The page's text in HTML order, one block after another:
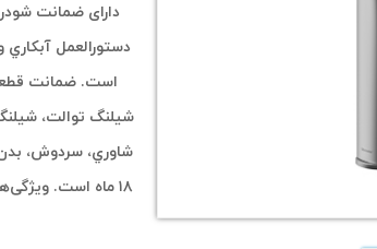
دارای ضمانت
است. ضمانت
شیلنگ توالت،
شاوري، سردوش،